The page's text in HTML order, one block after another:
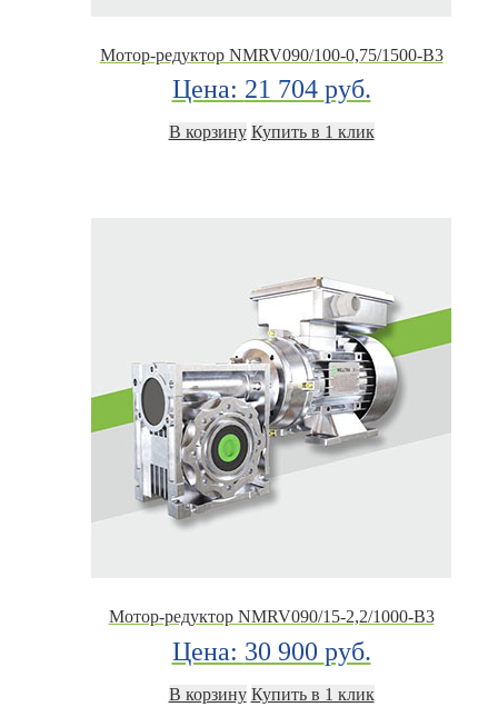
Мотор-редуктор NMRV090/100-0,75/1500-B3
Цена: 21 704 руб.
В корзину Купить в 1 клик
Мотор-редуктор NMRV090/15-2,2/1000-B3
Цена: 30 900 руб.
В корзину Купить в 1 клик